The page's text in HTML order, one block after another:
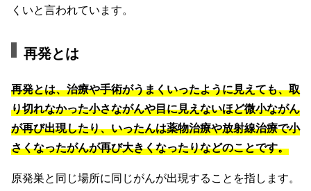
くいと言われています。
再発とは
再発とは、治療や手術がうまくいったように見えても、取
り切れなかった小さながんや目に見えないほど微小ながん
が再び出現したり、いったんは薬物治療や放射線治療で小
さくなったがんが再び大きくなったりなどのことです。
原発巣と同じ場所に同じがんが出現することを指します。